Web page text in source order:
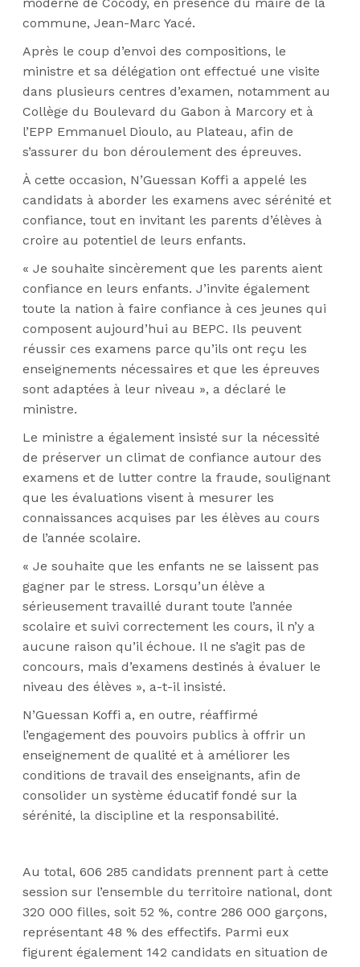
commune, Jean-Marc Yacé.
Après le coup d’envoi des compositions, le
ministre et sa délégation ont effectué une visite
dans plusieurs centres d’examen, notamment au
Collège du Boulevard du Gabon à Marcory et à
l’EPP Emmanuel Dioulo, au Plateau, afin de
s’assurer du bon déroulement des épreuves.
À cette occasion, N’Guessan Koffi a appelé les
candidats à aborder les examens avec sérénité et
confiance, tout en invitant les parents d’élèves à
croire au potentiel de leurs enfants.
« Je souhaite sincèrement que les parents aient
confiance en leurs enfants. J’invite également
toute la nation à faire confiance à ces jeunes qui
composent aujourd’hui au BEPC. Ils peuvent
réussir ces examens parce qu’ils ont reçu les
enseignements nécessaires et que les épreuves
sont adaptées à leur niveau », a déclaré le
ministre.
Le ministre a également insisté sur la nécessité
de préserver un climat de confiance autour des
examens et de lutter contre la fraude, soulignant
que les évaluations visent à mesurer les
connaissances acquises par les élèves au cours
de l’année scolaire.
« Je souhaite que les enfants ne se laissent pas
gagner par le stress. Lorsqu’un élève a
sérieusement travaillé durant toute l’année
scolaire et suivi correctement les cours, il n’y a
aucune raison qu’il échoue. Il ne s’agit pas de
concours, mais d’examens destinés à évaluer le
niveau des élèves », a-t-il insisté.
N’Guessan Koffi a, en outre, réaffirmé
l’engagement des pouvoirs publics à offrir un
enseignement de qualité et à améliorer les
conditions de travail des enseignants, afin de
consolider un système éducatif fondé sur la
sérénité, la discipline et la responsabilité.
Au total, 606 285 candidats prennent part à cette
session sur l’ensemble du territoire national, dont
320 000 filles, soit 52 %, contre 286 000 garçons,
représentant 48 % des effectifs. Parmi eux
figurent également 142 candidats en situation de